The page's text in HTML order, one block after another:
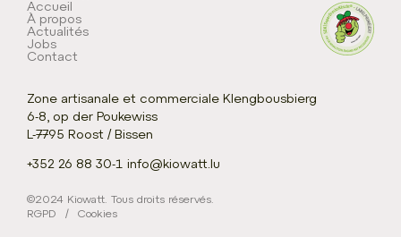
Accueil
À propos
Actualités
Jobs
Contact
Zone artisanale et commerciale Klengbousbierg
6-8, op der Poukewiss
L-7795 Roost / Bissen
+352 26 88 30-1 info@kiowatt.lu
©2024 Kiowatt. Tous droits réservés.
RGPD
/ Cookies